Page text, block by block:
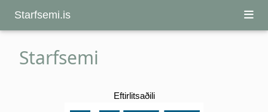
Starfsemi.is
Starfsemi
Eftirlitsaðili